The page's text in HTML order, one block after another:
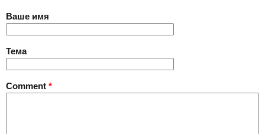
Ваше имя
Тема
Comment *